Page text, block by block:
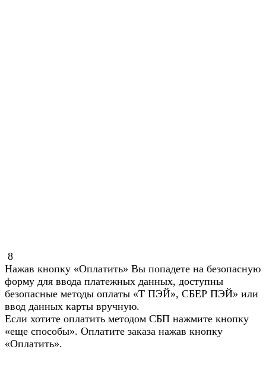
8
Нажав кнопку «Оплатить» Вы попадете на безопасную
форму для ввода платежных данных, доступны
безопасные методы оплаты «Т ПЭЙ», СБЕР ПЭЙ» или
ввод данных карты вручную.
Если хотите оплатить методом СБП нажмите кнопку
«еще способы». Оплатите заказа нажав кнопку
«Оплатить».